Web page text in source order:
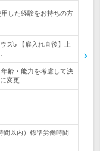
した経験をお持ちの方
ズ5 【雇入れ直後】上
齢・能力を考慮して決
変更…
間以内）標準労働時間